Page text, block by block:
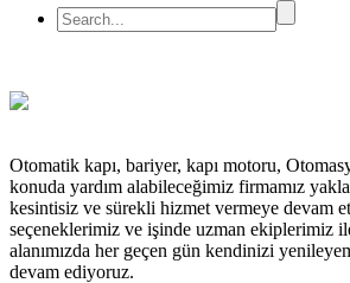
Otomatik kapı, bariyer, kapı motoru,
konuda yardım alabileceğimiz firmamız
kesintisiz ve sürekli hizmet vermeye devam
seçeneklerimiz ve işinde uzman ekiplerimiz
alanımızda her geçen gün kendinizi
devam ediyoruz.